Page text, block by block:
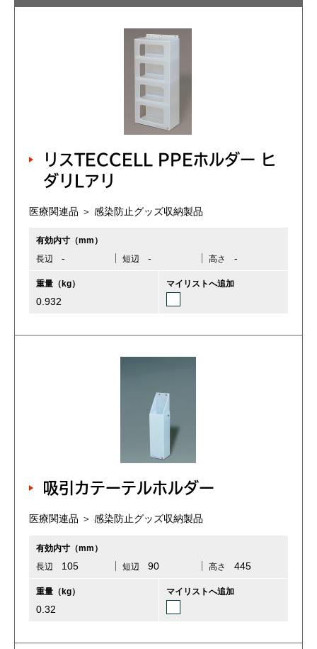
リスTECCELL PPEホルダー ヒ
ダリLアリ
医療関連品 ＞ 感染防止グッズ収納製品
有効内寸（mm）
長辺
- 短辺 - 高さ -
重量（kg）
0.932
マイリストへ追加
吸引カテーテルホルダー
医療関連品 ＞ 感染防止グッズ収納製品
有効内寸（mm）
長辺
105 短辺 90 高さ 445
重量（kg）
0.32
マイリストへ追加